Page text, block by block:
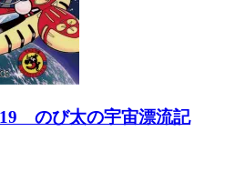
のび太の宇宙漂流記